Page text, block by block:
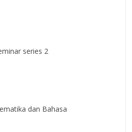
series 2
dan Bahasa